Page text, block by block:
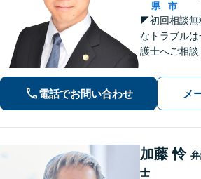
県
市
◤初回相談無
なトラブル
護士へご相談
ます。弁護
め、誠実に
相続・労災
務】
電話でお問い合わせ メ
加藤 怜
士